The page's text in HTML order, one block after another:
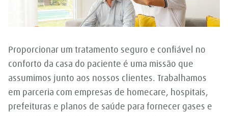
Proporcionar um tratamento seguro e confiável no
conforto da casa do paciente é uma missão que
assumimos junto aos nossos clientes. Trabalhamos
em parceria com empresas de homecare, hospitais,
prefeituras e planos de saúde para fornecer gases e